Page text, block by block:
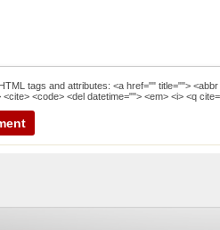
HTML tags and attributes: <a href="" title="">
<code> <del datetime=""> <em> <i> <q